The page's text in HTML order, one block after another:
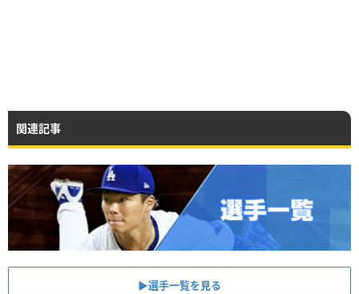
関連記事
▶︎選手一覧を見る